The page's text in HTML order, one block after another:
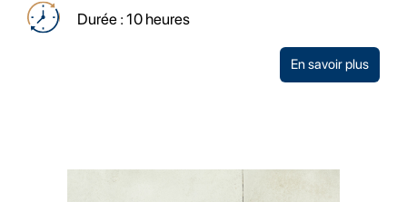
Durée : 10 heures
En savoir plus